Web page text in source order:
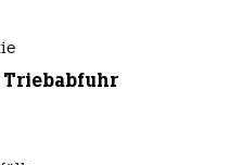
Triebabfuhr